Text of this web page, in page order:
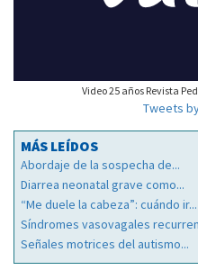
Video 25 años Revista
Tweets
MÁS LEÍDOS
Abordaje de la sospecha de...
Diarrea neonatal grave como...
“Me duele la cabeza”: cuándo ir...
Síndromes vasovagales
Señales motrices del autismo...